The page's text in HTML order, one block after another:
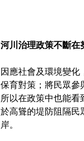
河川治理政策不斷在
因應社會及環境變
保育對策；將民眾參
所以在政策中也能
於高聳的堤防阻隔
岸。